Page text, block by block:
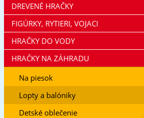
DREVENÉ HRAČKY
FIGÚRKY, RYTIERI, VOJACI
HRAČKY DO VODY
HRAČKY NA ZÁHRADU
Na piesok
Lopty a balóniky
Detské oblečenie